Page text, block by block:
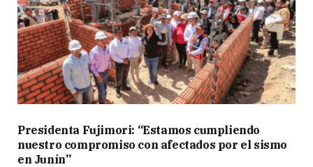
Presidenta Fujimori: “Estamos cumpliendo
nuestro compromiso con afectados por el sismo
en Junín”